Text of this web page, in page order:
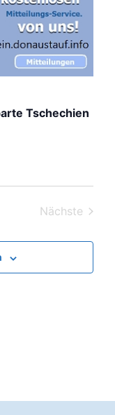
v
i
g
a
i
Tschechien
Nächste